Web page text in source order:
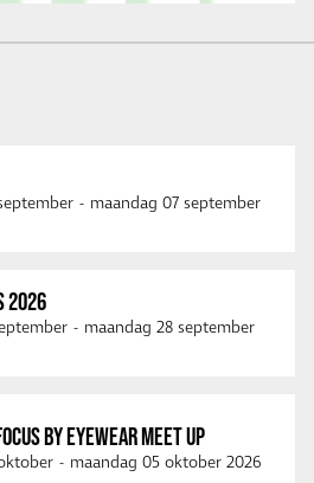
- maandag 07 september
2026
- maandag 28 september
BY EYEWEAR MEET UP
- maandag 05 oktober 2026